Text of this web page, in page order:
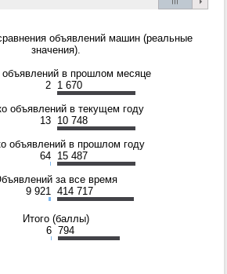
объявлений машин (реальные
значения).
объявлений в прошлом месяце
2 1 670
объявлений в текущем году
13 10 748
объявлений в прошлом году
64 15 487
за все время
9 921
414 717
Итого (баллы)
6 794